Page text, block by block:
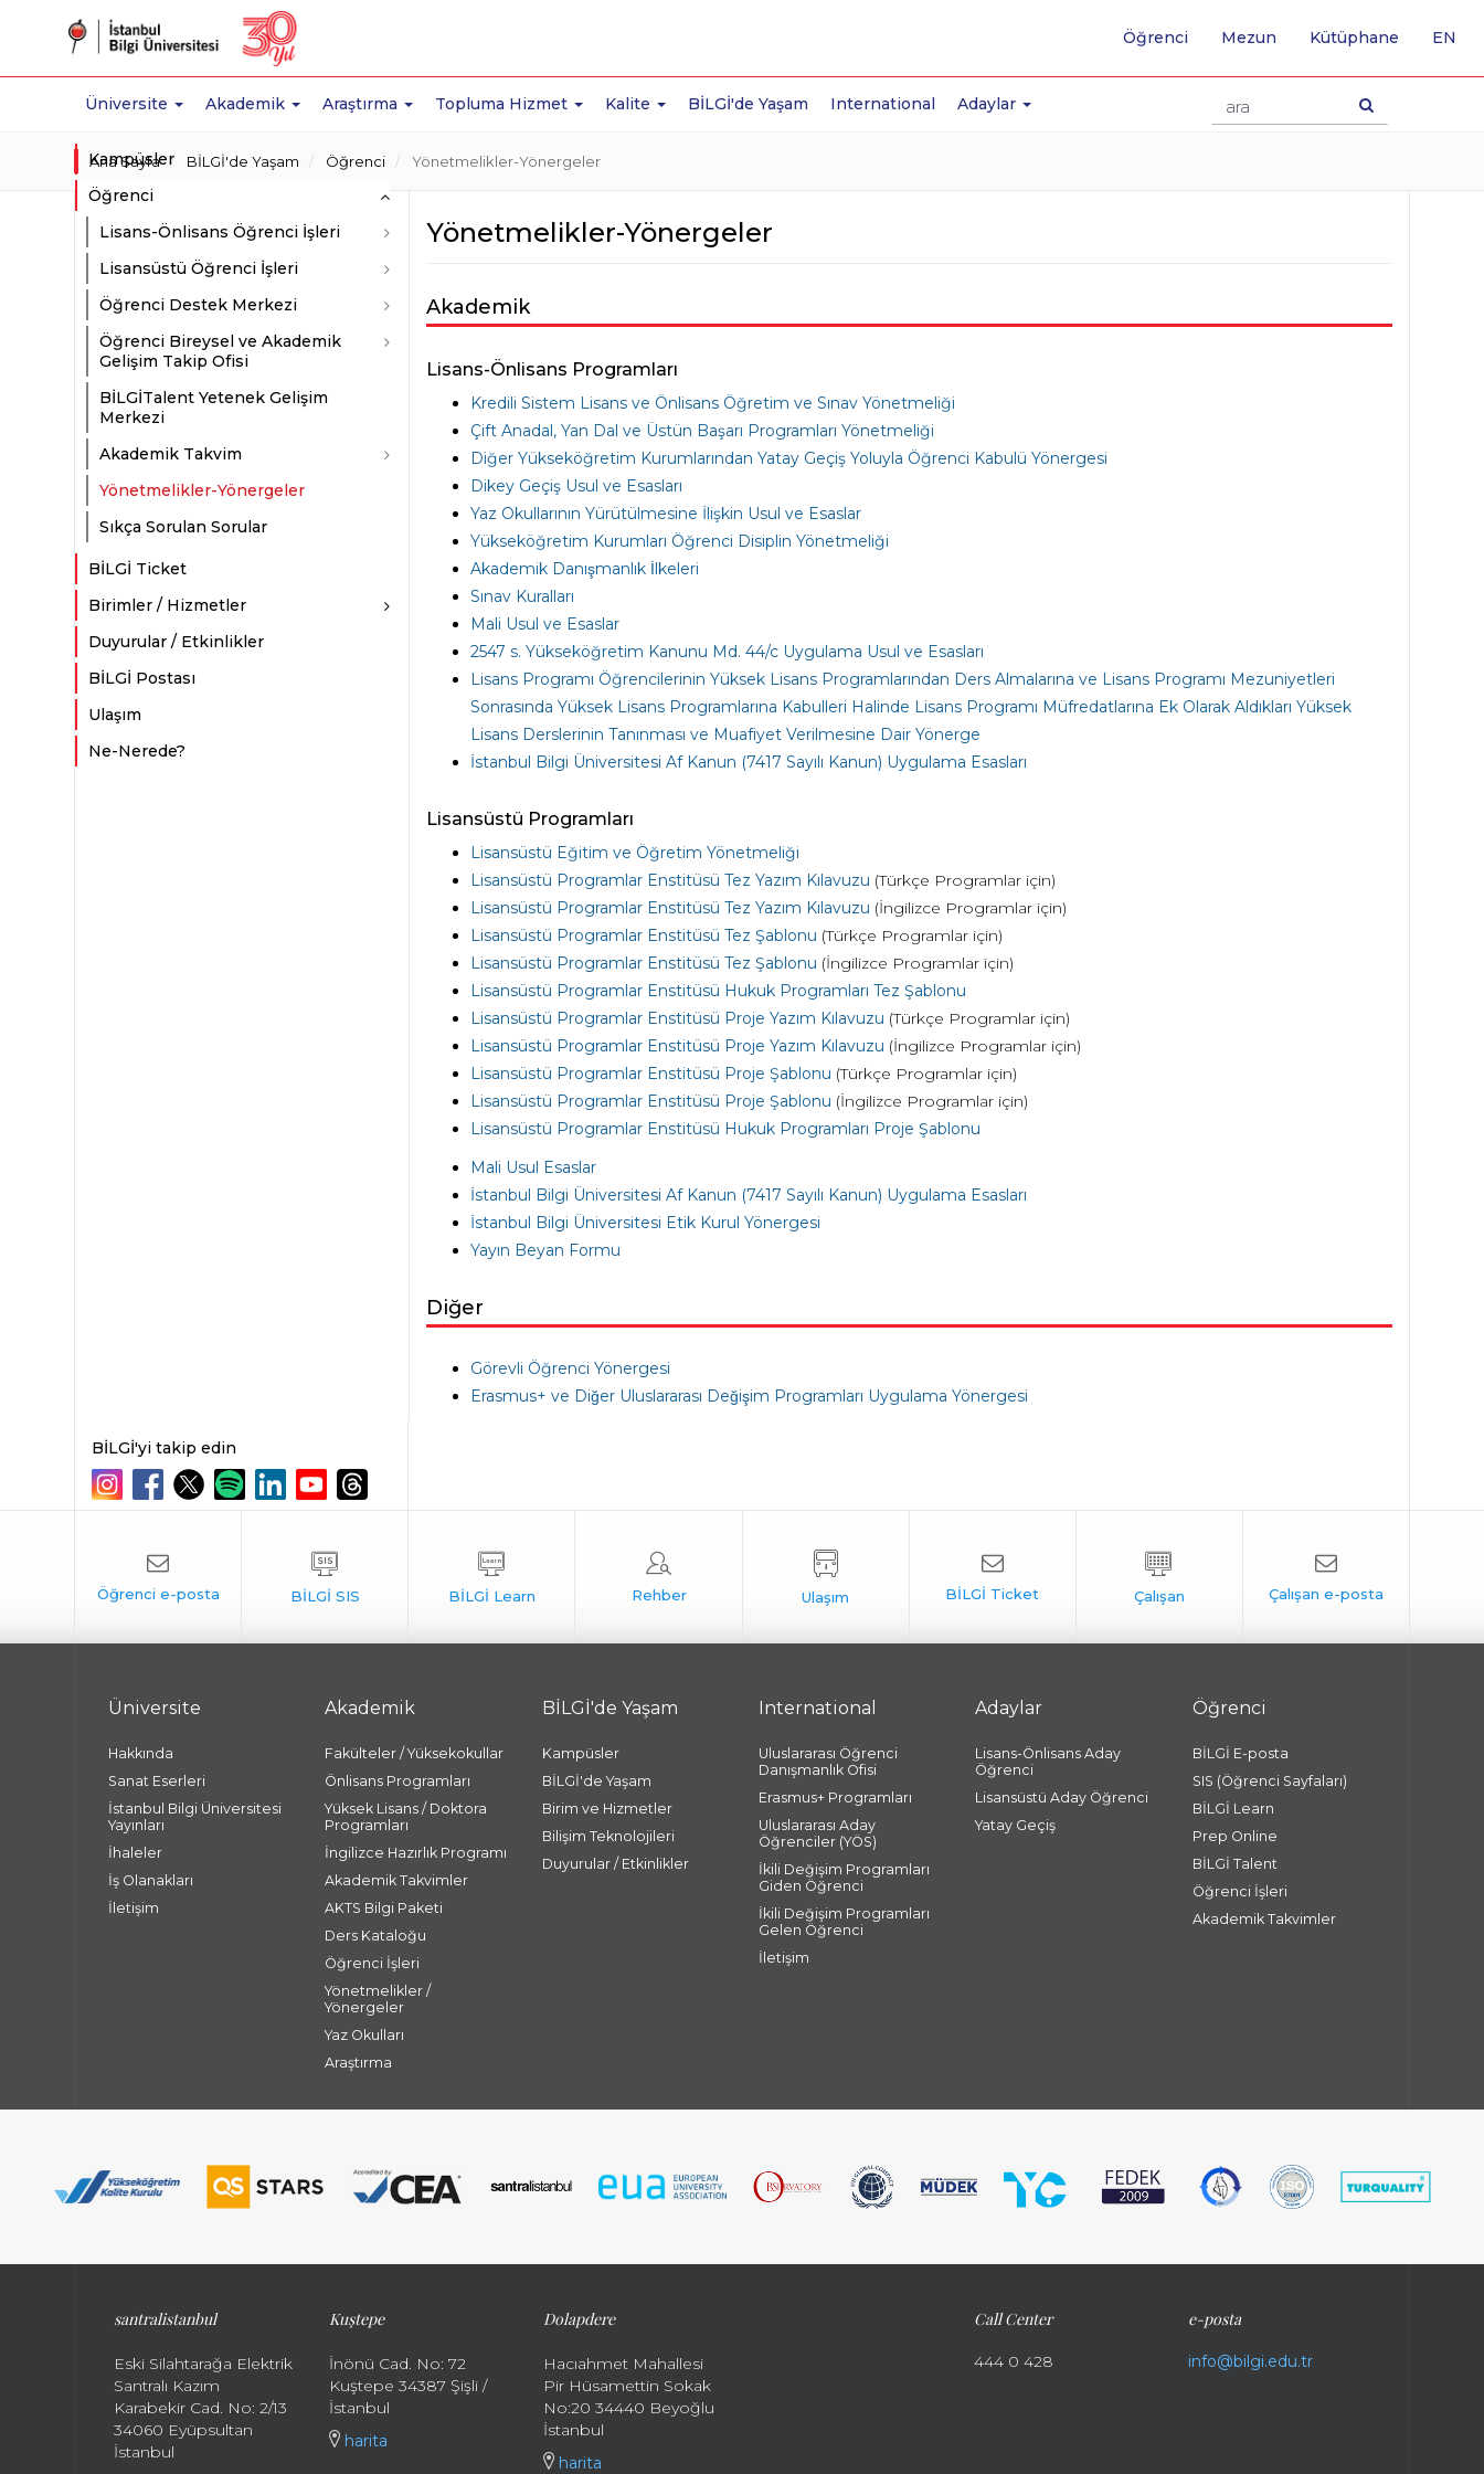
Üniversite Akademik Araştırma Topluma Hizmet Kalite BİLGİ'de Yaşam International Adaylar
Öğrenci Mezun Kütüphane EN
Ana Sayfa BİLGİ'de Yaşam Öğrenci Yönetmelikler-Yönergeler
Kampüsler
Öğrenci
Lisans-Önlisans Öğrenci İşleri
Lisansüstü Öğrenci İşleri
Öğrenci Destek Merkezi
Öğrenci Bireysel ve Akademik
Gelişim Takip Ofisi
BİLGİTalent Yetenek Gelişim
Merkezi
Akademik Takvim
Yönetmelikler-Yönergeler
Sıkça Sorulan Sorular
BİLGİ Ticket
Birimler / Hizmetler
Duyurular / Etkinlikler
BİLGİ Postası
Ulaşım
Ne-Nerede?
Yönetmelikler-Yönergeler
Akademik
Lisans-Önlisans Programları
Kredili Sistem Lisans ve Önlisans Öğretim ve Sınav Yönetmeliği
Çift Anadal, Yan Dal ve Üstün Başarı Programları Yönetmeliği
Diğer Yükseköğretim Kurumlarından Yatay Geçiş Yoluyla Öğrenci Kabulü Yönergesi
Dikey Geçiş Usul ve Esasları
Yaz Okullarının Yürütülmesine İlişkin Usul ve Esaslar
Yükseköğretim Kurumları Öğrenci Disiplin Yönetmeliği
Akademik Danışmanlık İlkeleri
Sınav Kuralları
Mali Usul ve Esaslar
2547 s. Yükseköğretim Kanunu Md. 44/c Uygulama Usul ve Esasları
Lisans Programı Öğrencilerinin Yüksek Lisans Programlarından Ders Almalarına ve Lisans Programı Mezuniyetleri
Sonrasında Yüksek Lisans Programlarına Kabulleri Halinde Lisans Programı Müfredatlarına Ek Olarak Aldıkları Yüksek
Lisans Derslerinin Tanınması ve Muafiyet Verilmesine Dair Yönerge
İstanbul Bilgi Üniversitesi Af Kanun (7417 Sayılı Kanun) Uygulama Esasları
Lisansüstü Programları
Lisansüstü Eğitim ve Öğretim Yönetmeliği
Lisansüstü Programlar Enstitüsü Tez Yazım Kılavuzu (Türkçe Programlar için)
Lisansüstü Programlar Enstitüsü Tez Yazım Kılavuzu (İngilizce Programlar için)
Lisansüstü Programlar Enstitüsü Tez Şablonu (Türkçe Programlar için)
Lisansüstü Programlar Enstitüsü Tez Şablonu (İngilizce Programlar için)
Lisansüstü Programlar Enstitüsü Hukuk Programları Tez Şablonu
Lisansüstü Programlar Enstitüsü Proje Yazım Kılavuzu (Türkçe Programlar için)
Lisansüstü Programlar Enstitüsü Proje Yazım Kılavuzu (İngilizce Programlar için)
Lisansüstü Programlar Enstitüsü Proje Şablonu (Türkçe Programlar için)
Lisansüstü Programlar Enstitüsü Proje Şablonu (İngilizce Programlar için)
Lisansüstü Programlar Enstitüsü Hukuk Programları Proje Şablonu
Mali Usul Esaslar
İstanbul Bilgi Üniversitesi Af Kanun (7417 Sayılı Kanun) Uygulama Esasları
İstanbul Bilgi Üniversitesi Etik Kurul Yönergesi
Yayın Beyan Formu
Diğer
Görevli Öğrenci Yönergesi
Erasmus+ ve Diğer Uluslararası Değişim Programları Uygulama Yönergesi
BİLGİ'yi takip edin
Üniversite
Hakkında
Sanat Eserleri
İstanbul Bilgi Üniversitesi
Yayınları
İhaleler
İş Olanakları
İletişim
Akademik
Fakülteler / Yüksekokullar
Önlisans Programları
Yüksek Lisans / Doktora
Programları
İngilizce Hazırlık Programı
Akademik Takvimler
AKTS Bilgi Paketi
Ders Kataloğu
Öğrenci İşleri
Yönetmelikler /
Yönergeler
Yaz Okulları
Araştırma
BİLGİ'de Yaşam
Kampüsler
BİLGİ'de Yaşam
Birim ve Hizmetler
Bilişim Teknolojileri
Duyurular / Etkinlikler
International
Uluslararası Öğrenci
Danışmanlık Ofisi
Erasmus+ Programları
Uluslararası Aday
Öğrenciler (YÖS)
İkili Değişim Programları
Giden Öğrenci
İkili Değişim Programları
Gelen Öğrenci
İletişim
Adaylar
Lisans-Önlisans Aday
Öğrenci
Lisansüstü Aday Öğrenci
Yatay Geçiş
Öğrenci
BİLGİ E-posta
SIS (Öğrenci Sayfaları)
BİLGİ Learn
Prep Online
BİLGİ Talent
Öğrenci İşleri
Akademik Takvimler
santralistanbul
Eski Silahtarağa Elektrik
Santralı Kazım
Karabekir Cad. No: 2/13
34060 Eyüpsultan
İstanbul
Kuştepe
İnönü Cad. No: 72
Kuştepe 34387 Şişli /
İstanbul
harita
Dolapdere
Hacıahmet Mahallesi
Pir Hüsamettin Sokak
No:20 34440 Beyoğlu
İstanbul
harita
Call Center
444 0 428
e-posta
info@bilgi.edu.tr